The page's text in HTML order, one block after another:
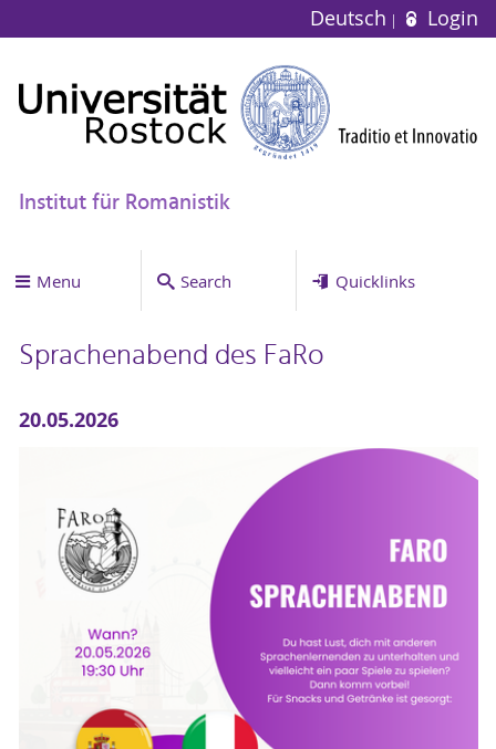
Deutsch Login
Institut für Romanistik
Menu Search Quicklinks
Sprachenabend des FaRo
20.05.2026